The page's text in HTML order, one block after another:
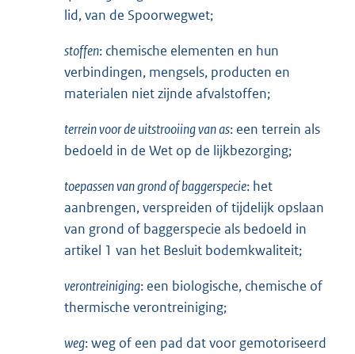
lid, van de Spoorwegwet;
stoffen: chemische elementen en hun
verbindingen, mengsels, producten en
materialen niet zijnde afvalstoffen;
terrein voor de uitstrooiing van as: een terrein als
bedoeld in de Wet op de lijkbezorging;
toepassen van grond of baggerspecie: het
aanbrengen, verspreiden of tijdelijk opslaan
van grond of baggerspecie als bedoeld in
artikel 1 van het Besluit bodemkwaliteit;
verontreiniging: een biologische, chemische of
thermische verontreiniging;
weg: weg of een pad dat voor gemotoriseerd